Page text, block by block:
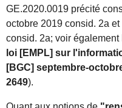
GE.2020.0019 précité
octobre 2019 consid. 2a
consid. 2a; voir également
loi [EMPL] sur
[BGC] septembre-
2649).